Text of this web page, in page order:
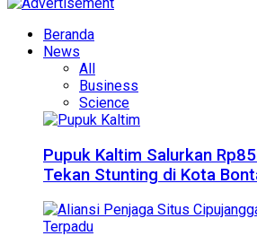
Beranda
News
All
Business
Science
Pupuk Kaltim Salurkan
Tekan Stunting di Kota